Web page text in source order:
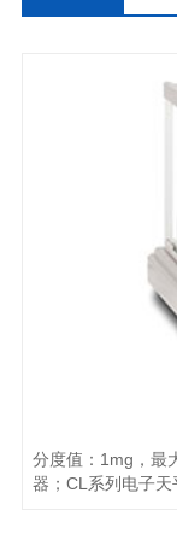
分度值：1mg，最
器；CL系列电子天